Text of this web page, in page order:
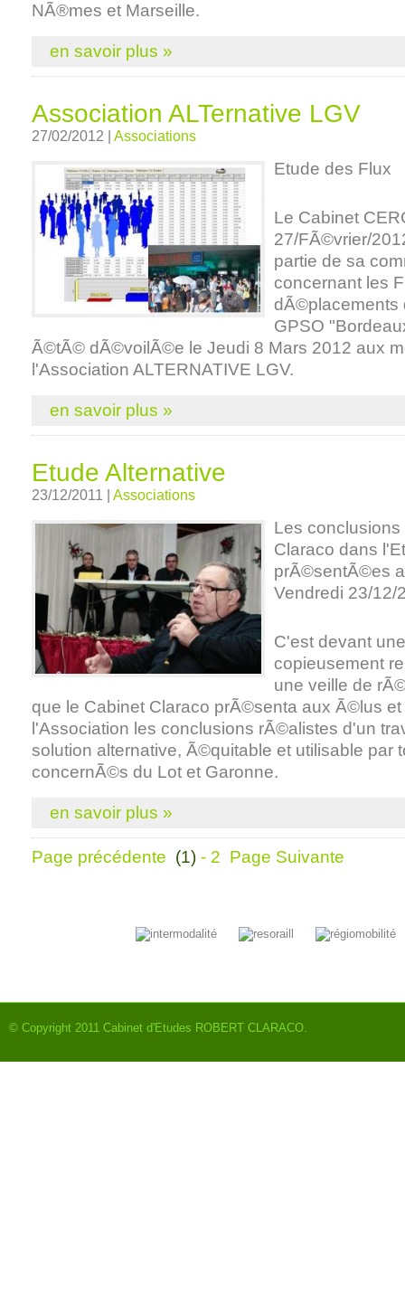
NÃ®mes et Marseille.
en savoir plus »
Association ALTernative LGV
27/02/2012 | Associations
Etude des Flux
Le Cabinet
27/FÃ©vrier/
partie de sa
concernant les
dÃ©placements
GPSO
Ã©tÃ© dÃ©voilÃ©e le Jeudi 8 Mars 2012 aux
l'Association ALTERNATIVE LGV.
en savoir plus »
Etude Alternative
23/12/2011 | Associations
Les
Claraco dans
prÃ©sentÃ©es
Vendredi 23/12/
C'est devant
copieusement
une veille de
que le Cabinet Claraco prÃ©senta aux Ã©lus
l'Association les conclusions rÃ©alistes d'un
solution alternative, Ã©quitable et utilisable par
concernÃ©s du Lot et Garonne.
en savoir plus »
Page précédente (1) - 2 Page Suivante
© Copyright 2011 Cabinet d'Etudes ROBERT CLARACO.